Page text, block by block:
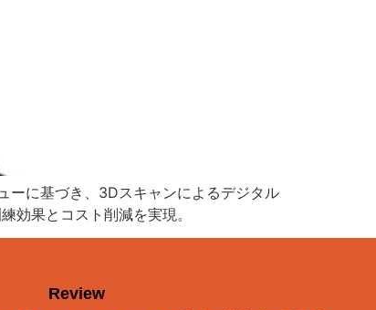
ーに基づき、3Dスキャンによるデジタル
効果とコスト削減を実現。
Review